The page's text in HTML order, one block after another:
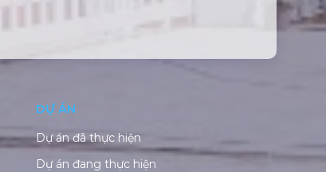
DỰ ÁN
Dự án đã thực hiện
Dự án đang thực hiện